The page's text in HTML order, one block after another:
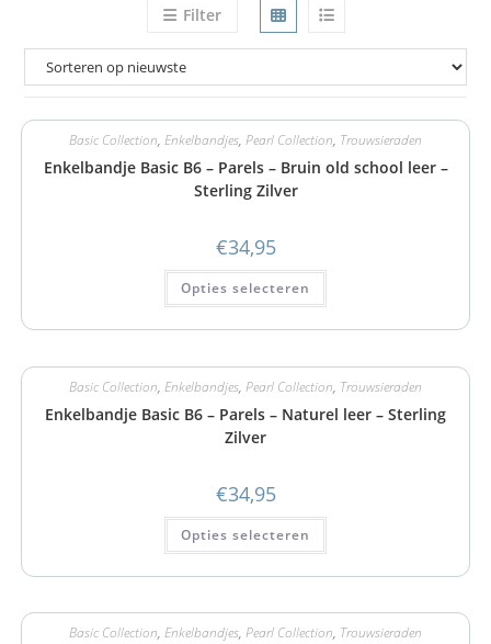
Filter
Basic Collection, Enkelbandjes, Pearl Collection, Trouwsieraden
Enkelbandje Basic B6 – Parels – Bruin old school leer –
Sterling Zilver
€34,95
Opties selecteren
Basic Collection, Enkelbandjes, Pearl Collection, Trouwsieraden
Enkelbandje Basic B6 – Parels – Naturel leer – Sterling
Zilver
€34,95
Opties selecteren
Basic Collection, Enkelbandjes, Pearl Collection, Trouwsieraden